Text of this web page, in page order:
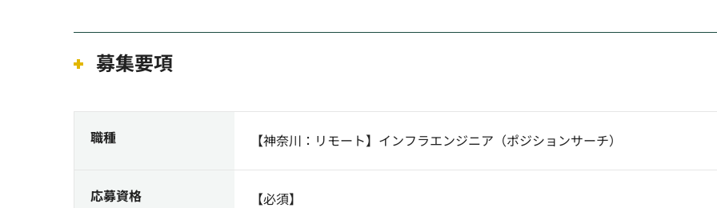
募集要項
職種 【神奈川：リモート】インフラエンジニア（ポジションサーチ）
応募資格
【必須】